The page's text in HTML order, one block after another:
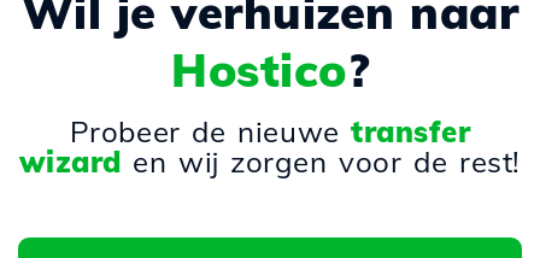
Wil je verhuizen naar
Hostico?
Probeer de nieuwetransfer
wizard en wij zorgen voor de rest!